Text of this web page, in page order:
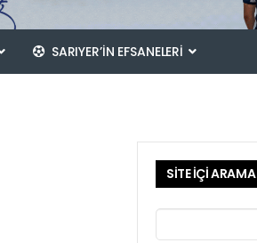
SARIYER’IN EFSANELERI
SİTE İÇİ ARAMA